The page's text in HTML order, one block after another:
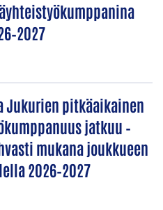
Jukurien pitkäaikainen
jatkuu –
mukana joukkueen
2026–2027